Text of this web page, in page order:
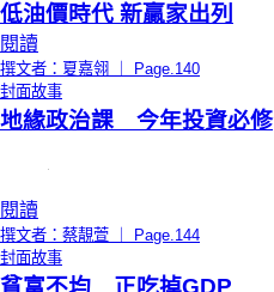
低油價時代 新贏家出列
閱讀
撰文者：夏嘉翎 ｜ Page.140
封面故事
地緣政治課 今年投資必修
閱讀
撰文者：蔡靚萱 ｜ Page.144
封面故事
貧富不均 正吃掉GDP